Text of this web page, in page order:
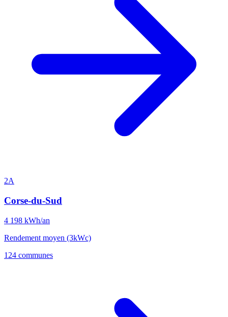
2A
Corse-du-Sud
4 198 kWh/an
Rendement moyen (3kWc)
124 communes